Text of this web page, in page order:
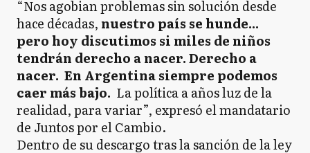
“Nos agobian problemas sin solución desde
hace décadas, nuestro país se hunde...
pero hoy discutimos si miles de niños
tendrán derecho a nacer. Derecho a
nacer. En Argentina siempre podemos
caer más bajo. La política a años luz de la
realidad, para variar”, expresó el mandatario
de Juntos por el Cambio.
Dentro de su descargo tras la sanción de la ley